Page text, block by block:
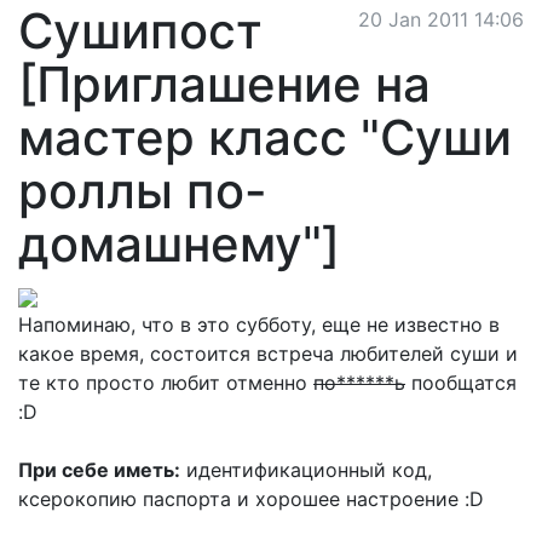
20 Jan 2011 14:06
Сушипост
[Приглашение на
мастер класс "Суши
роллы по-
домашнему"]
Напоминаю, что в это субботу, еще не известно в
какое время, состоится встреча любителей суши и
те кто просто любит отменно по******ь пообщатся
:D
При себе иметь: идентификационный код,
ксерокопию паспорта и хорошее настроение :D